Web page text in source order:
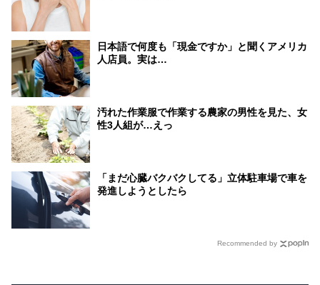
日本語で何度も「現金ですか」と聞くアメリカ
人店員。実は…
汚れた作業服で作業する農家の男性を見た、女
性3人組が…えっ
「まだ心臓バクバクしてる」立体駐車場で車を
発進しようとしたら
Recommended by